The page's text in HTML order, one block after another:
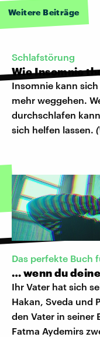
Weitere Beiträge
Schlafstörung
Wie Insomnie
Insomnie kann
mehr weggehen.
durchschlafen
sich helfen lassen.
Das perfekte Buch
… wenn du
Ihr Vater hat sich
Hakan, Sveda und
den Vater in seiner
Fatma Aydemirs